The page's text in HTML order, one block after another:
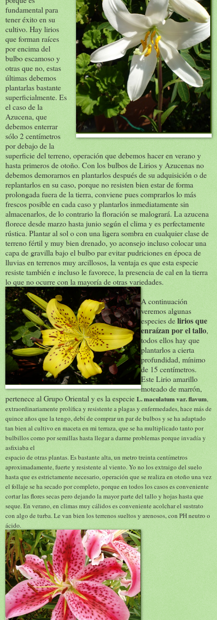
fundamental para
tener éxito en su
cultivo. Hay lirios
que forman raíces
por encima del
bulbo escamoso y
otras que no, estas
últimas debemos
plantarlas bastante
superficialmente. Es
el caso de la
Azucena, que
debemos enterrar
sólo 2 centímetros
por debajo de la
superficie del terreno, operación que debemos hacer en verano y
hasta primeros de otoño. Con los bulbos de Lirios y Azucenas no
debemos demorarnos en plantarlos después de su adquisición o de
replantarlos en su caso, porque no resisten bien estar de forma
prolongada fuera de la tierra, conviene pues comprarlos lo más
frescos posible en cada caso y plantarlos inmediatamente sin
almacenarlos, de lo contrario la floración se malogrará. La azucena
florece desde marzo hasta junio según el clima y es perfectamente
rústica. Plantar al sol o con una ligera sombra en cualquier clase de
terreno fértil y muy bien drenado, yo aconsejo incluso colocar una
capa de gravilla bajo el bulbo par evitar pudriciones en época de
lluvias en terrenos muy arcillosos, la ventaja es que esta especie
resiste también e incluso le favorece, la presencia de cal en la tierra
lo que no ocurre con la mayoría de otras variedades.
A continuación
veremos algunas
especies delirios que
enraízan por el tallo,
todos ellos hay que
plantarlos a cierta
profundidad, mínimo
de 15 centímetros.
Este Lirio amarillo
moteado de marrón,
pertenece al Grupo Oriental y es la especie L. maculatum var. flavum,
extraordinariamente prolífica y resistente a plagas y enfermedades, hace más de
quince años que la tengo, debí de comprar un par de bulbos y se ha adaptado
tan bien al cultivo en maceta en mi terraza, que se ha multiplicado tanto por
bulbillos como por semillas hasta llegar a darme problemas porque invadía y
asfixiaba el
espacio de otras plantas. Es bastante alta, un metro treinta centímetros
aproximadamente, fuerte y resistente al viento. Yo no los extraigo del suelo
hasta que es estrictamente necesario, operación que se realiza en otoño una vez
el follaje se ha secado por completo, porque en todos los casos es conveniente
cortar las flores secas pero dejando la mayor parte del tallo y hojas hasta que
seque. En verano, en climas muy cálidos es conveniente acolchar el sustrato
con algo de turba. Le van bien los terrenos sueltos y arenosos, con PH neutro o
ácido.